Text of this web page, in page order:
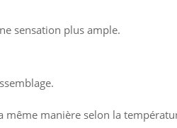
sensation plus ample.
même manière selon la